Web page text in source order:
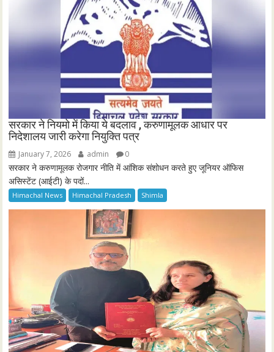
सरकार ने नियमो में किया ये बदलाव , करुणामूलक आधार पर
निदेशालय जारी करेगा नियुक्ति पत्र
January 7, 2026 admin 0
सरकार ने करुणामूलक रोजगार नीति में आंशिक संशोधन करते हुए जूनियर ऑफिस
असिस्टेंट (आईटी) के पदों...
Himachal News Himachal Pradesh Shimla